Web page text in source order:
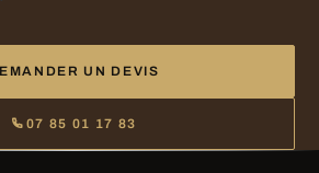
UN DEVIS
07 85 01 17 83